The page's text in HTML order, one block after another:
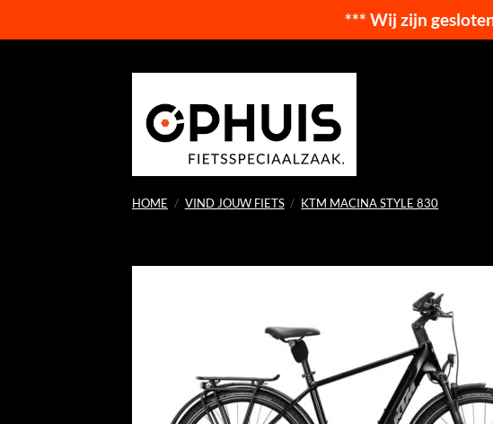
*** Wij zijn
HOME / VIND JOUW FIETS / KTM MACINA STYLE 830